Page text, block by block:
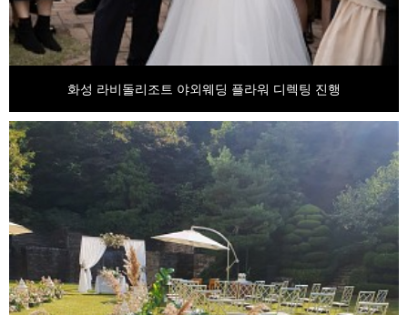
화성 라비돌리조트 야외웨딩 플라워 디렉팅 진행